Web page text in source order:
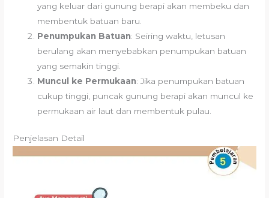
yang keluar dari gunung berapi akan membeku dan
membentuk batuan baru.
Penumpukan Batuan: Seiring waktu, letusan
berulang akan menyebabkan penumpukan batuan
yang semakin tinggi.
Muncul ke Permukaan: Jika penumpukan batuan
cukup tinggi, puncak gunung berapi akan muncul ke
permukaan air laut dan membentuk pulau.
Penjelasan Detail